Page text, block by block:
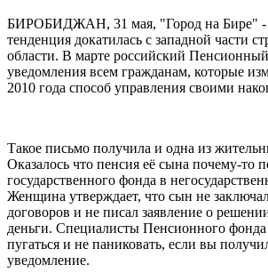
пенсионный
фонд
БИРОБИДЖАН, 31 мая, "Город на Бире" -
тенденция докатилась с западной части
области. В марте российский
уведомления всем гражданам, которые
2010 года способ управления своими
Такое письмо получила и одна из
Оказалось что пенсия её сына почему-то
государственного фонда в
Женщина утверждает, что сын не
договоров и не писал заявление о
деньги. Специалисты Пенсионного
пугаться и не паниковать, если вы
уведомление.